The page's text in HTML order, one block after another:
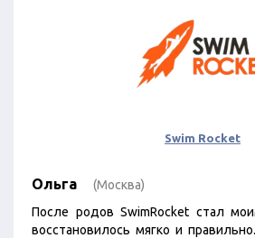
Swim Rocket
Ольга (Москва)
После родов SwimRocket стал
восстановилось мягко и